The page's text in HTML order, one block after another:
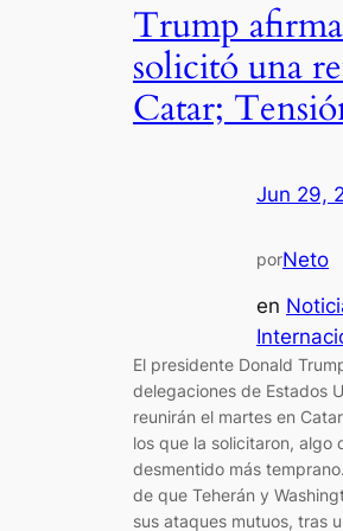
Trump
solicitó una
Catar;
Jun 29,
porNeto
en
El presidente Donald
delegaciones de Estados
reunirán el martes en
los que la solicitaron, algo
desmentido más
de que Teherán y
sus ataques mutuos, tras